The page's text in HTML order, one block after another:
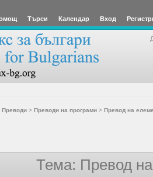
Търси Календар Вход
Преводи> Преводи на програми> Превод на
Тема: Превод